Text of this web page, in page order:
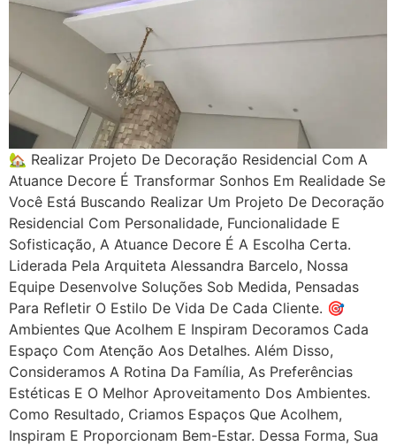
🏡 Realizar Projeto De Decoração Residencial Com A
Atuance Decore É Transformar Sonhos Em Realidade Se
Você Está Buscando Realizar Um Projeto De Decoração
Residencial Com Personalidade, Funcionalidade E
Sofisticação, A Atuance Decore É A Escolha Certa.
Liderada Pela Arquiteta Alessandra Barcelo, Nossa
Equipe Desenvolve Soluções Sob Medida, Pensadas
Para Refletir O Estilo De Vida De Cada Cliente. 🎯
Ambientes Que Acolhem E Inspiram Decoramos Cada
Espaço Com Atenção Aos Detalhes. Além Disso,
Consideramos A Rotina Da Família, As Preferências
Estéticas E O Melhor Aproveitamento Dos Ambientes.
Como Resultado, Criamos Espaços Que Acolhem,
Inspiram E Proporcionam Bem-Estar. Dessa Forma, Sua